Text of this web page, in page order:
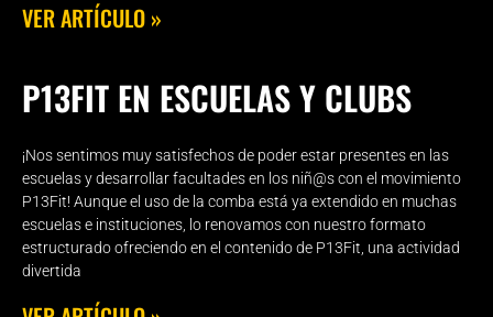
VER ARTÍCULO »
P13FIT EN ESCUELAS Y CLUBS
¡Nos sentimos muy satisfechos de poder estar presentes en las
escuelas y desarrollar facultades en los niñ@s con el movimiento
P13Fit! Aunque el uso de la comba está ya extendido en muchas
escuelas e instituciones, lo renovamos con nuestro formato
estructurado ofreciendo en el contenido de P13Fit, una actividad
divertida